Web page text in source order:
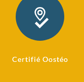
Certifié Oostéo